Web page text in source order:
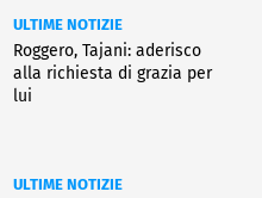
ULTIME NOTIZIE
Roggero, Tajani: aderisco
alla richiesta di grazia per
lui
ULTIME NOTIZIE